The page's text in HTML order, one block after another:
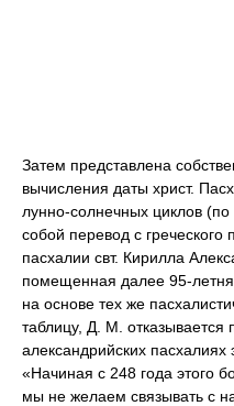
Затем представлена
вычисления даты христ.
лунно-солнечных циклов
собой перевод с греческого
пасхалии свт. Кирилла
помещенная далее 95-
на основе тех же
таблицу, Д. М. отказывается
александрийских пасхалиях
«Начиная с 248 года этого
мы не желаем связывать с